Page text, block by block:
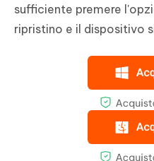
sufficiente premere
ripristino e il dispositivo